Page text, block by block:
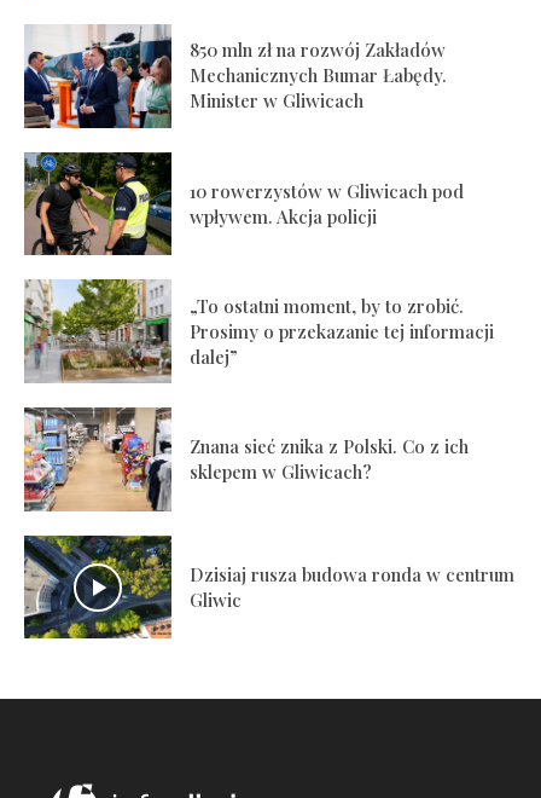
850 mln zł na rozwój Zakładów
Mechanicznych Bumar Łabędy.
Minister w Gliwicach
10 rowerzystów w Gliwicach pod
wpływem. Akcja policji
„To ostatni moment, by to zrobić.
Prosimy o przekazanie tej informacji
dalej”
Znana sieć znika z Polski. Co z ich
sklepem w Gliwicach?
Dzisiaj rusza budowa ronda w centrum
Gliwic